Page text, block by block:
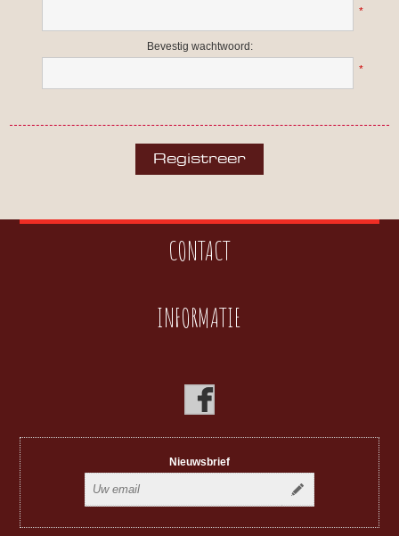
*
Bevestig wachtwoord:
*
CONTACT
INFORMATIE
Nieuwsbrief